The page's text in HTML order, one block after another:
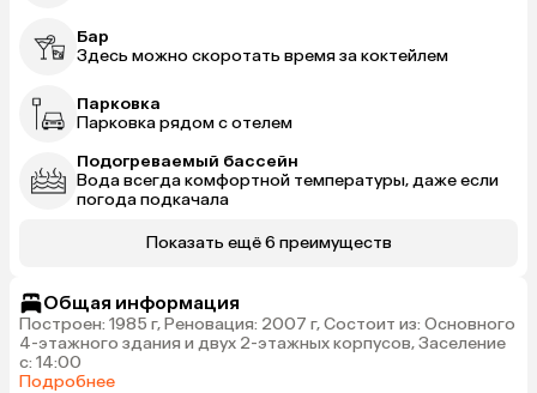
Бар
Здесь можно скоротать время за коктейлем
Парковка
Парковка рядом с отелем
Подогреваемый бассейн
Вода всегда комфортной температуры, даже если
погода подкачала
Показать ещё 6 преимуществ
Общая информация
Построен: 1985 г, Реновация: 2007 г, Состоит из: Основного
4-этажного здания и двух 2-этажных корпусов, Заселение
с: 14:00
Подробнее